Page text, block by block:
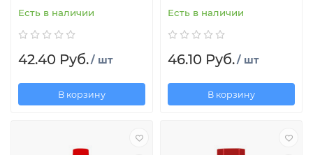
Есть в наличии
42.40 Руб./ шт
В корзину
Есть в наличии
46.10 Руб./ шт
В корзину